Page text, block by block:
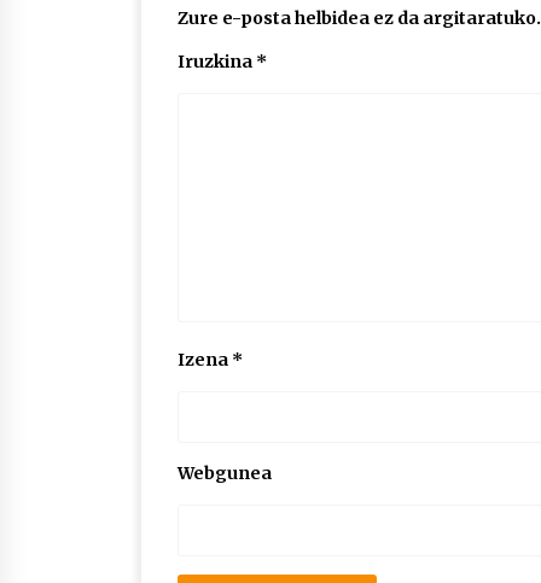
Zure e-posta helbidea ez da argitaratuko.
Iruzkina *
Izena *
Webgunea